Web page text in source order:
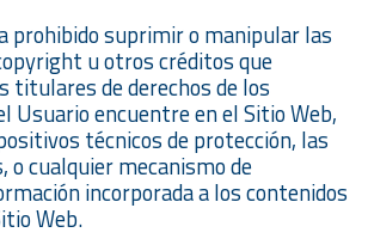
prohibido suprimir o manipular las
u otros créditos que
titulares de derechos de los
Usuario encuentre en el Sitio Web,
técnicos de protección, las
o cualquier mecanismo de
incorporada a los contenidos
Web.